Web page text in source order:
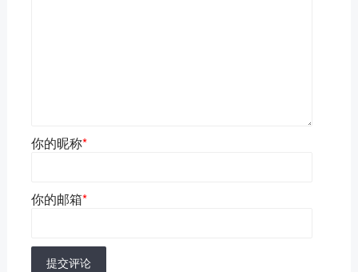
你的昵称*
你的邮箱*
提交评论